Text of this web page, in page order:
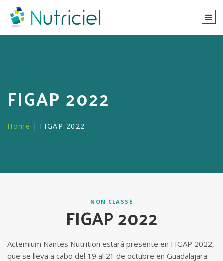
FIGAP 2022
Home | FIGAP 2022
NON CLASSÉ
FIGAP 2022
Actemium Nantes Nutrition estará presente en FIGAP 2022,
que se lleva a cabo del 19 al 21 de octubre en Guadalajara.